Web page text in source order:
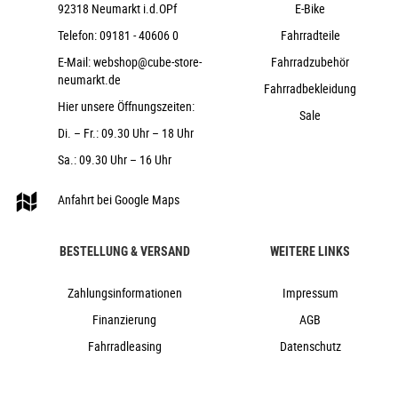
ACID Disrupt, Soft Compound
ACROS AZF-675, ICR (Integrated Cable
Routing), Top Zero-Stack 1 1/2" (ZS 56mm), Bottom Zero-
Stack 1 1/2" (ZS 56mm), Fiber Inserts for Angle Adjustment,
X-Connect Interface
ACID PP MTB
CUBE Dropper Post, Handlebar Lever,
Internal Cable Routing, 31.6mm
ACID Venec EMTB Trail 140
Cube
Cube
92318 Neumarkt i.d.OPf
Telefon:09181 - 40606 0
E-Mail:webshop@cube-store-
neumarkt.de
Hier unsere Öffnungszeiten:
Di. – Fr.: 09.30 Uhr – 18 Uhr
Sa.: 09.30 Uhr – 16 Uhr
Anfahrt bei Google Maps
E-Bike
Fahrradteile
Fahrradzubehör
Fahrradbekleidung
Sale
BESTELLUNG & VERSAND
Zahlungsinformationen
Finanzierung
Fahrradleasing
WEITERE LINKS
Impressum
AGB
Datenschutz